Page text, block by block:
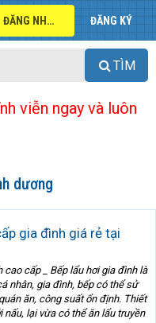
ĐĂNG NHẬP ĐĂNG KÝ
TÌM
viễn ngay và luôn
dương
gia đình giá rẻ tại
cấp _ Bếp lẩu hơi gia đình là
nhân, gia đình, bếp có thể sử
ăn, công suất ổn định. Thiết
lại vừa có thể ăn lẩu truyền